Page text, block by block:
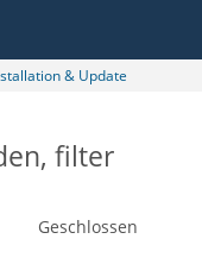
& Update
filter
Geschlossen